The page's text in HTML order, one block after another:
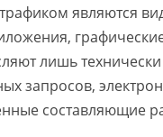
являются
лишь
запросов,
составляющие